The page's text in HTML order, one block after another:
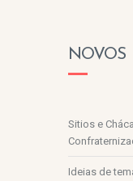
NOVOS
Sitios e
Ideias de